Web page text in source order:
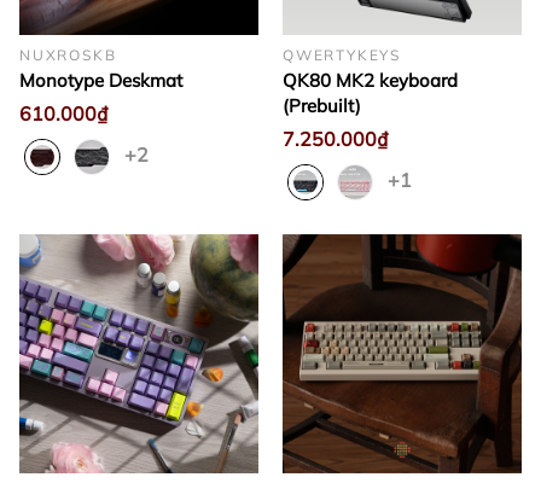
NUXROSKB
Monotype Deskmat
610.000₫
+2
QWERTYKEYS
QK80 MK2 keyboard
(Prebuilt)
7.250.000₫
+1